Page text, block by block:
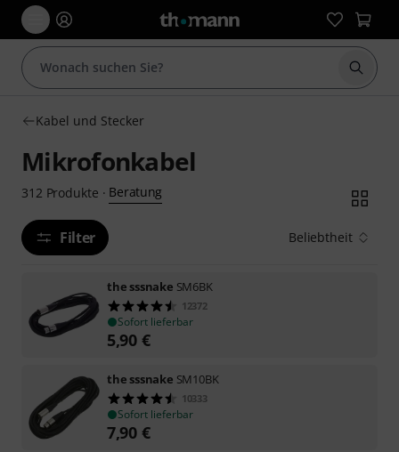
Suche
Kabel und Stecker
Mikrofonkabel
312 Produkte · Beratung
Filter Beliebtheit
the sssnake SM6BK
12372
Sofort lieferbar
5,90 €
the sssnake SM10BK
10333
Sofort lieferbar
7,90 €